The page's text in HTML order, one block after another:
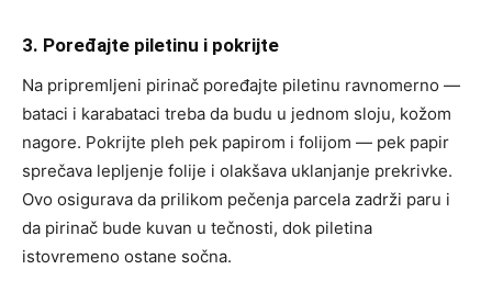
3. Poređajte piletinu i pokrijte
Na pripremljeni pirinač poređajte piletinu ravnomerno —
bataci i karabataci treba da budu u jednom sloju, kožom
nagore. Pokrijte pleh pek papirom i folijom — pek papir
sprečava lepljenje folije i olakšava uklanjanje prekrivke.
Ovo osigurava da prilikom pečenja parcela zadrži paru i
da pirinač bude kuvan u tečnosti, dok piletina
istovremeno ostane sočna.